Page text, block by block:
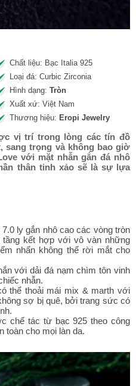
Chất liệu: Bạc Italia 925
Loại đá: Curbic Zirconia
Hình dạng:Tròn
Xuất xứ: Việt Nam
Thương hiệu: Eropi Jewelry
vị trí trong lòng các tín đồ
sang trọng và không bao giờ
với mặt nhẫn gắn đá nhô
thân tinh xảo sẽ là sự lựa
ly gắn nhô cao các vòng tròn
kết hợp với vô vàn những
nhấn không thể rời mắt cho
với dải đá nạm chìm tôn vinh
nhẫn.
thể thoải mái mix & marth với
sợ bị quê, bởi trang sức có
chế tác từ bạc 925 theo công
toàn cho mọi làn da.